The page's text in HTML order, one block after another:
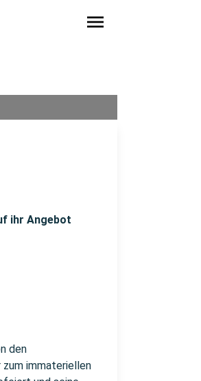
menu
ihr Angebot
den
immateriellen